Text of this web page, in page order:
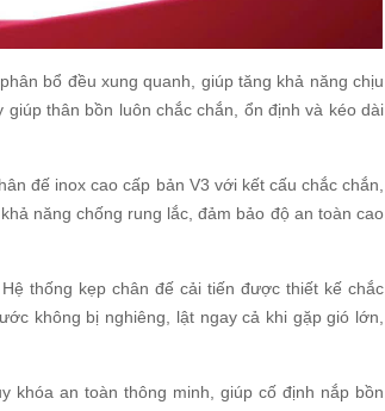
bổ đều xung quanh, giúp tăng khả năng chịu
thân bồn luôn chắc chắn, ổn định và kéo dài
đế inox cao cấp bản V3 với kết cấu chắc chắn,
năng chống rung lắc, đảm bảo độ an toàn cao
Hệ thống kẹp chân đế cải tiến được thiết kế chắc
không bị nghiêng, lật ngay cả khi gặp gió lớn,
khóa an toàn thông minh, giúp cố định nắp bồn